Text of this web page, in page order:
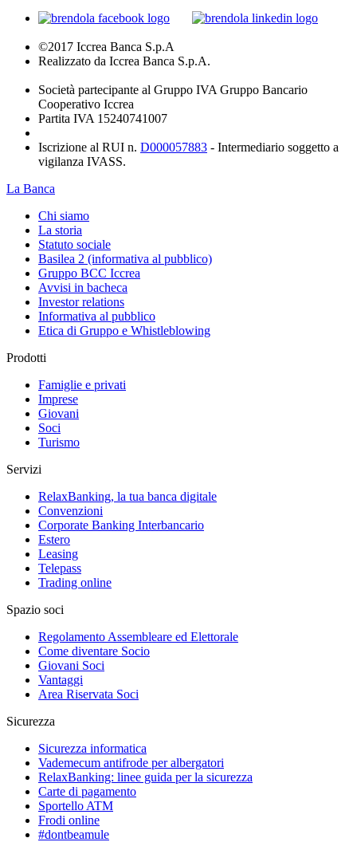
©2017 Iccrea Banca S.p.A
Realizzato da Iccrea Banca S.p.A.
Società partecipante al Gruppo IVA Gruppo Bancario
Cooperativo Iccrea
Partita IVA 15240741007
Iscrizione al RUI n. D000057883 - Intermediario soggetto a
vigilanza IVASS.
La Banca
Chi siamo
La storia
Statuto sociale
Basilea 2 (informativa al pubblico)
Gruppo BCC Iccrea
Avvisi in bacheca
Investor relations
Informativa al pubblico
Etica di Gruppo e Whistleblowing
Prodotti
Famiglie e privati
Imprese
Giovani
Soci
Turismo
Servizi
RelaxBanking, la tua banca digitale
Convenzioni
Corporate Banking Interbancario
Estero
Leasing
Telepass
Trading online
Spazio soci
Regolamento Assembleare ed Elettorale
Come diventare Socio
Giovani Soci
Vantaggi
Area Riservata Soci
Sicurezza
Sicurezza informatica
Vademecum antifrode per albergatori
RelaxBanking: linee guida per la sicurezza
Carte di pagamento
Sportello ATM
Frodi online
#dontbeamule